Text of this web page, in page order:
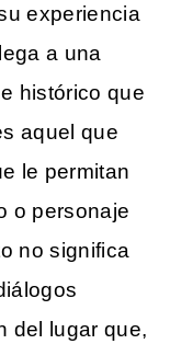
experiencia
a una
histórico que
aquel que
le permitan
o personaje
no significa
del lugar que,